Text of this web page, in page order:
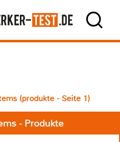
(produkte - Seite 1)
- Produkte